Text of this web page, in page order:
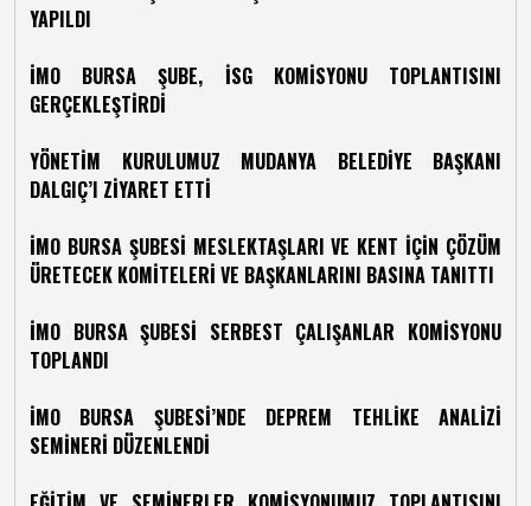
YAPILDI
İMO BURSA ŞUBE, İSG KOMİSYONU TOPLANTISINI
GERÇEKLEŞTİRDİ
YÖNETİM KURULUMUZ MUDANYA BELEDİYE BAŞKANI
DALGIÇ’I ZİYARET ETTİ
İMO BURSA ŞUBESİ MESLEKTAŞLARI VE KENT İÇİN ÇÖZÜM
ÜRETECEK KOMİTELERİ VE BAŞKANLARINI BASINA TANITTI
İMO BURSA ŞUBESİ SERBEST ÇALIŞANLAR KOMİSYONU
TOPLANDI
İMO BURSA ŞUBESİ’NDE DEPREM TEHLİKE ANALİZİ
SEMİNERİ DÜZENLENDİ